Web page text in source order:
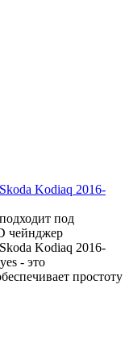
Kodiaq 2016-
под
чейнджер
Kodiaq 2016-
- это
простоту